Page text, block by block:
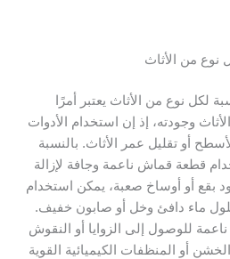
نوع من الأثاث
لكل نوع من الأثاث يعتبر أمرًا
وجودته، إذ إن استخدام الأدوات
أو تقليل عمر الأثاث. بالنسبة
قطعة قماش ناعمة وجافة لإزالة
بقع أو أوساخ صعبة، يمكن استخدام
ماء دافئ وخل أو صابون خفيف.
للوصول إلى الزوايا أو النقوش
أو المنظفات الكيميائية القوية